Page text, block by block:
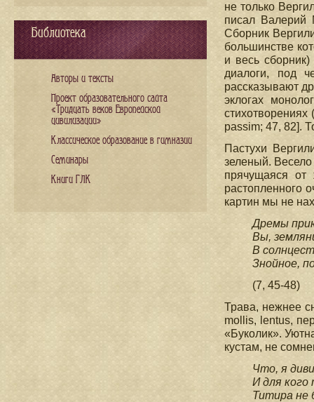
не только
писал Валерий
Сборник
большинстве
и весь
диалоги, под
рассказывают
эклогах
стихотворениях
passim; 47, 82].
Пастухи
зеленый.
прячущаяся
растопленного
картин мы не
Дремы
Вы,
В
Знойное,
(7, 45-48)
Трава, нежнее
mollis, lentus,
«Буколик».
кустам, не
Что, я
И для кого
Титира не
Библиотека
Авторы и тексты
Проект образовательного сайта
«Тридцать веков Европейской
цивилизации»
Классическое образование в гимназии
Семинары
Книги ГЛК